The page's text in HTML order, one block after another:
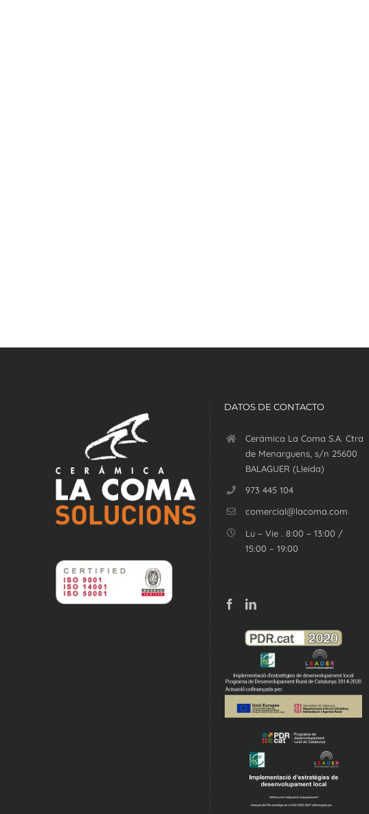
DATOS DE CONTACTO
Cerámica La Coma S.A. Ctra
de Menarguens, s/n 25600
BALAGUER (Lleida)
973 445 104
comercial@lacoma.com
Lu – Vie . 8:00 – 13:00 /
15:00 – 19:00